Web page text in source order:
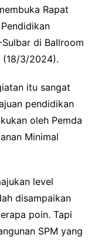
Rapat
di Ballroom
(18/3/2024).
itu sangat
pendidikan
oleh Pemda
Minimal
level
disampaikan
poin. Tapi
SPM yang